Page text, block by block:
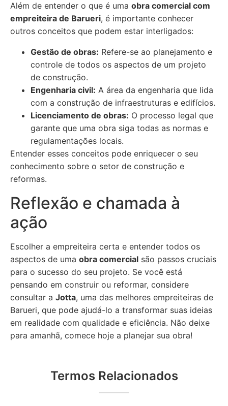
Além de entender o que é uma obra comercial com
empreiteira de Barueri, é importante conhecer
outros conceitos que podem estar interligados:
Gestão de obras: Refere-se ao planejamento e
controle de todos os aspectos de um projeto
de construção.
Engenharia civil: A área da engenharia que lida
com a construção de infraestruturas e edifícios.
Licenciamento de obras: O processo legal que
garante que uma obra siga todas as normas e
regulamentações locais.
Entender esses conceitos pode enriquecer o seu
conhecimento sobre o setor de construção e
reformas.
Reflexão e chamada à
ação
Escolher a empreiteira certa e entender todos os
aspectos de uma obra comercial são passos cruciais
para o sucesso do seu projeto. Se você está
pensando em construir ou reformar, considere
consultar a Jotta, uma das melhores empreiteiras de
Barueri, que pode ajudá-lo a transformar suas ideias
em realidade com qualidade e eficiência. Não deixe
para amanhã, comece hoje a planejar sua obra!
Termos Relacionados